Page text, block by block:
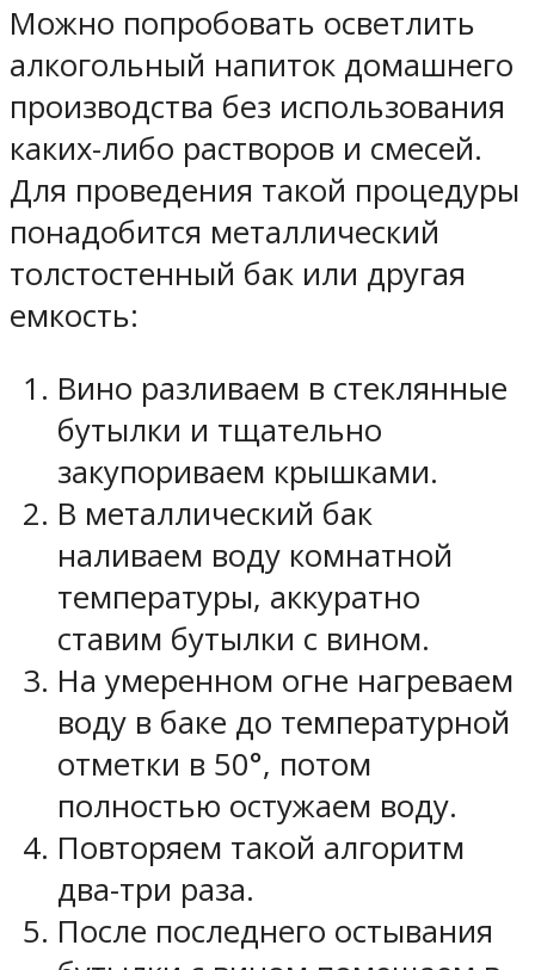
Можно попробовать осветлить
алкогольный напиток домашнего
производства без использования
каких-либо растворов и смесей.
Для проведения такой процедуры
понадобится металлический
толстостенный бак или другая
емкость:
Вино разливаем в стеклянные
бутылки и тщательно
закупориваем крышками.
В металлический бак
наливаем воду комнатной
температуры, аккуратно
ставим бутылки с вином.
На умеренном огне нагреваем
воду в баке до температурной
отметки в 50°, потом
полностью остужаем воду.
Повторяем такой алгоритм
два-три раза.
После последнего остывания